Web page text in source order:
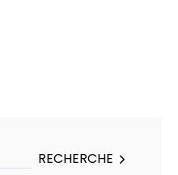
RECHERCHE